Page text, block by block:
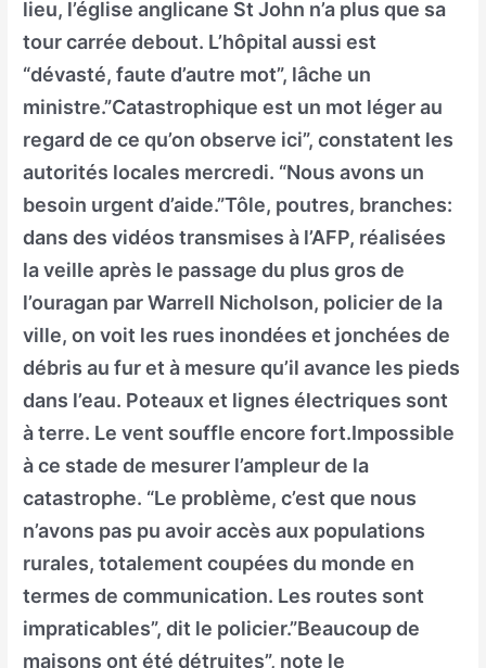
lieu, l’église anglicane St John n’a plus que sa
tour carrée debout. L’hôpital aussi est
“dévasté, faute d’autre mot”, lâche un
ministre.”Catastrophique est un mot léger au
regard de ce qu’on observe ici”, constatent les
autorités locales mercredi. “Nous avons un
besoin urgent d’aide.”Tôle, poutres, branches:
dans des vidéos transmises à l’AFP, réalisées
la veille après le passage du plus gros de
l’ouragan par Warrell Nicholson, policier de la
ville, on voit les rues inondées et jonchées de
débris au fur et à mesure qu’il avance les pieds
dans l’eau. Poteaux et lignes électriques sont
à terre. Le vent souffle encore fort.Impossible
à ce stade de mesurer l’ampleur de la
catastrophe. “Le problème, c’est que nous
n’avons pas pu avoir accès aux populations
rurales, totalement coupées du monde en
termes de communication. Les routes sont
impraticables”, dit le policier.”Beaucoup de
maisons ont été détruites”, note le